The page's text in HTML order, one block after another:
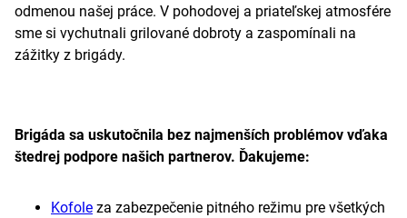
odmenou našej práce. V pohodovej a priateľskej atmosfére
sme si vychutnali grilované dobroty a zaspomínali na
zážitky z brigády.
Brigáda sa uskutočnila bez najmenších problémov vďaka
štedrej podpore našich partnerov. Ďakujeme:
Kofole za zabezpečenie pitného režimu pre všetkých